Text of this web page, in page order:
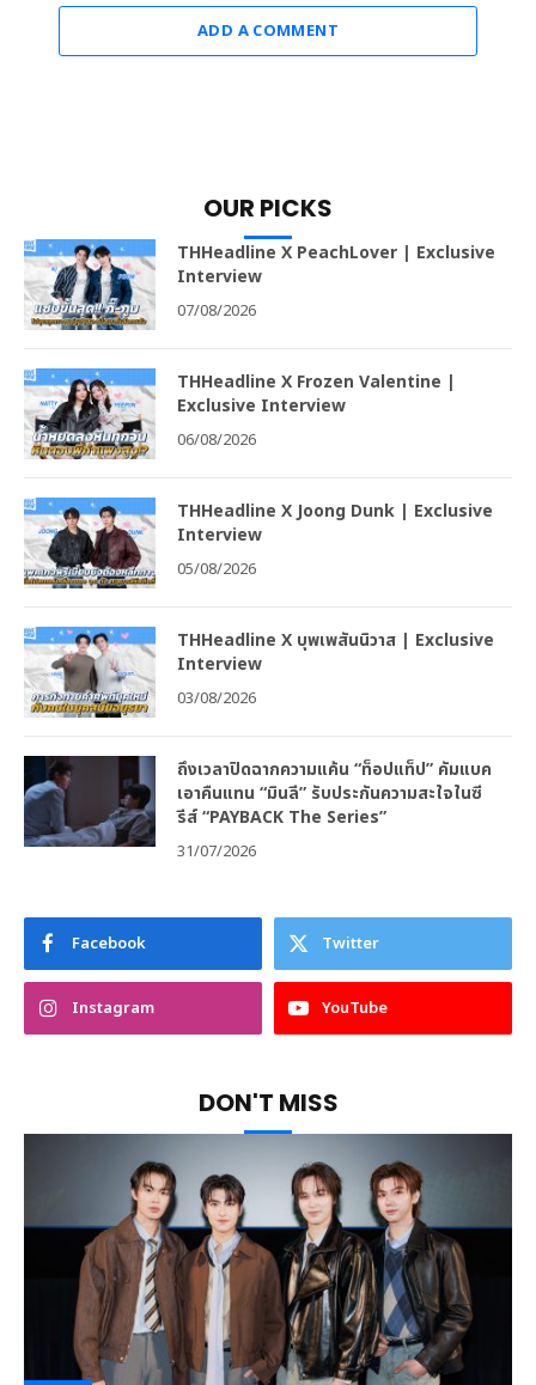
ADD A COMMENT
OUR PICKS
THHeadline X PeachLover | Exclusive
Interview
07/08/2026
THHeadline X Frozen Valentine |
Exclusive Interview
06/08/2026
THHeadline X Joong Dunk | Exclusive
Interview
05/08/2026
THHeadline X บุพเพสันนิวาส | Exclusive
Interview
03/08/2026
ถึงเวลาปิดฉากความแค้น “ท็อปแท็ป” คัมแบค
เอาคืนแทน “มินลี” รับประกันความสะใจในซี
รีส์ “PAYBACK The Series”
31/07/2026
Facebook Twitter
Instagram YouTube
DON'T MISS